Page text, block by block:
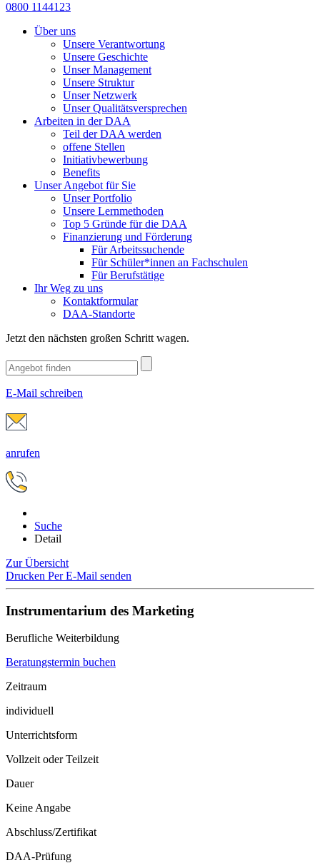
0800 1144123
Über uns
Unsere Verantwortung
Unsere Geschichte
Unser Management
Unsere Struktur
Unser Netzwerk
Unser Qualitätsversprechen
Arbeiten in der DAA
Teil der DAA werden
offene Stellen
Initiativbewerbung
Benefits
Unser Angebot für Sie
Unser Portfolio
Unsere Lernmethoden
Top 5 Gründe für die DAA
Finanzierung und Förderung
Für Arbeitssuchende
Für Schüler*innen an Fachschulen
Für Berufstätige
Ihr Weg zu uns
Kontaktformular
DAA-Standorte
Jetzt den nächsten großen Schritt wagen.
E-Mail schreiben
anrufen
Suche
Detail
Zur Übersicht
Drucken Per E-Mail senden
Instrumentarium des Marketing
Berufliche Weiterbildung
Beratungstermin buchen
Zeitraum
individuell
Unterrichtsform
Vollzeit oder Teilzeit
Dauer
Keine Angabe
Abschluss/Zertifikat
DAA-Prüfung